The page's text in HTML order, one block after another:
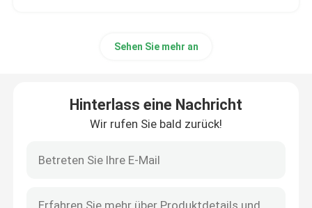
Sehen Sie mehr an
Hinterlass eine Nachricht
Wir rufen Sie bald zurück!